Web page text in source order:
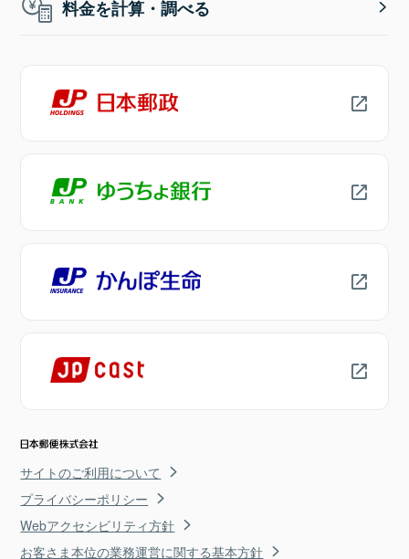
料金を計算・調べる
サイトのご利用について
プライバシーポリシー
Webアクセシビリティ方針
お客さま本位の業務運営に関する基本方針